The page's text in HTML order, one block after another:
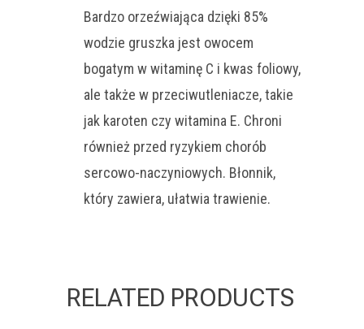
Bardzo orzeźwiająca dzięki 85%
wodzie gruszka jest owocem
bogatym w witaminę C i kwas foliowy,
ale także w przeciwutleniacze, takie
jak karoten czy witamina E. Chroni
również przed ryzykiem chorób
sercowo-naczyniowych. Błonnik,
który zawiera, ułatwia trawienie.
RELATED PRODUCTS